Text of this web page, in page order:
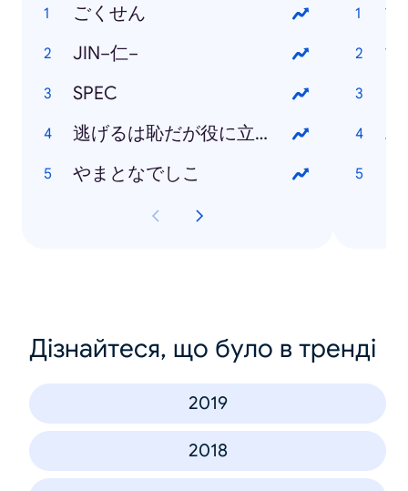
ごくせん
JIN−仁−
SPEC
逃げるは恥だが役に立つ
やまとなでしこ
マ
マ
エ
Дізнайтеся, що було в тренді
2019
2018